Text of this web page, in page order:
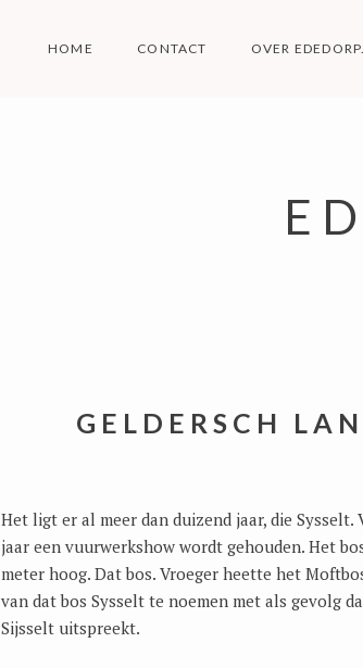
HOME CONTACT OVER
GELDERSCH
Het ligt er al meer dan duizend jaar, die
jaar een vuurwerkshow wordt gehouden. Het
meter hoog. Dat bos. Vroeger heette het
van dat bos Sysselt te noemen met als gevolg
Sijsselt uitspreekt.